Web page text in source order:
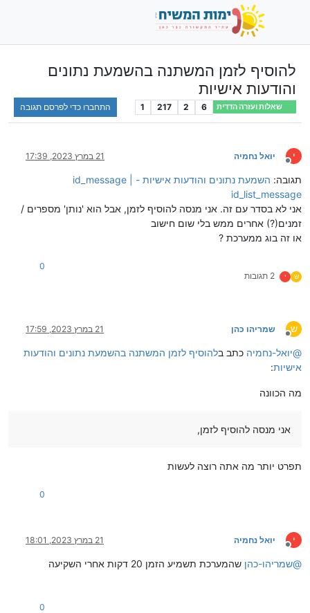
להוסיף לזמן המשתנה בהשמעת נתונים
והודעות אישיות
שאלות ועזרה הדדית 6
2
217
1 התחברו כדי לפרסם תגובה
י
מנותק
יואל נחמיה 21 במרץ 2023, 17:39
תגובה:
השמעת נתונים והודעות אישיות - id_message |
id_list_message
אני לא בסדר עם זה. אני מנסה להוסיף לזמן, אבל הוא 'נותן' מספרים /
זמנים(?) אחרים ממש בלי שום חישוב
או זה בוג ממערכת ?
ש י 2 תגובות
0
ש
מנותק
שמריהו כהן 21 במרץ 2023, 17:59
@יואל-נחמיה כתב בלהוסיף לזמן המשתנה בהשמעת נתונים והודעות
אישיות:
מה הכוונה
אני מנסה להוסיף לזמן,
תפרט יותר מה אתה רוצה לעשות
0
י
מנותק
יואל נחמיה 21 במרץ 2023, 18:01
@שמריהו-כהן שהמערכת תשמיע הזמן 20 דקות אחרי השקיעה
0